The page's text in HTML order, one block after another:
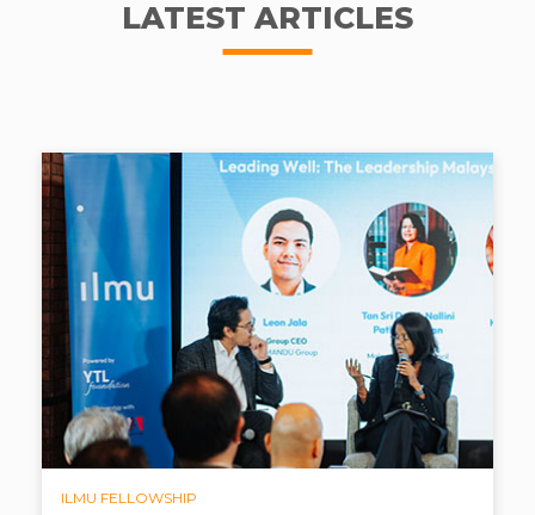
LATEST ARTICLES
ILMU FELLOWSHIP